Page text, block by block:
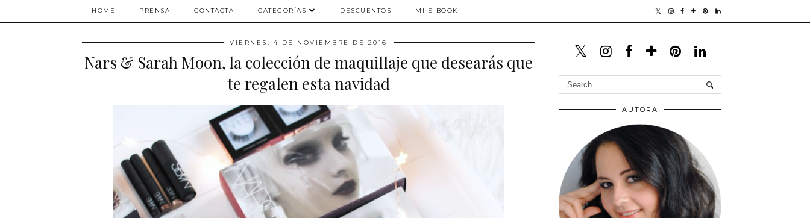
HOME PRENSA CONTACTA CATEGORÍAS DESCUENTOS MI E-BOOK
VIERNES, 4 DE NOVIEMBRE DE 2016
Nars & Sarah Moon, la colección de maquillaje que desearás que
te regalen esta navidad
AUTORA